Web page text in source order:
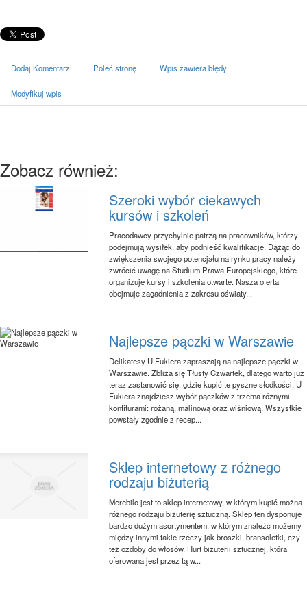
Dodaj Komentarz Poleć stronę Wpis zawiera błędy
Modyfikuj wpis
Zobacz również:
Szeroki wybór ciekawych
kursów i szkoleń
Pracodawcy przychylnie patrzą na pracowników, którzy
podejmują wysiłek, aby podnieść kwalifikacje. Dążąc do
zwiększenia swojego potencjału na rynku pracy należy
zwrócić uwagę na Studium Prawa Europejskiego, które
organizuje kursy i szkolenia otwarte. Nasza oferta
obejmuje zagadnienia z zakresu oświaty...
Najlepsze pączki w Warszawie
Delikatesy U Fukiera zapraszają na najlepsze pączki w
Warszawie. Zbliża się Tłusty Czwartek, dlatego warto już
teraz zastanowić się, gdzie kupić te pyszne słodkości. U
Fukiera znajdziesz wybór pączków z trzema różnymi
konfiturami: różaną, malinową oraz wiśniową. Wszystkie
powstały zgodnie z recep...
Sklep internetowy z różnego
rodzaju biżuterią
Merebilo jest to sklep internetowy, w którym kupić można
różnego rodzaju biżuterię sztuczną. Sklep ten dysponuje
bardzo dużym asortymentem, w którym znaleźć możemy
między innymi takie rzeczy jak broszki, bransoletki, czy
też ozdoby do włosów. Hurt biżuterii sztucznej, która
oferowana jest przez tą w...